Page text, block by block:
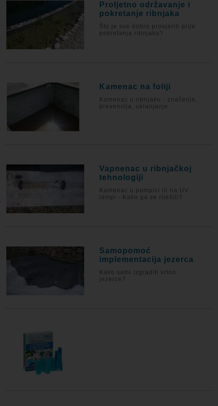
Proljetno održavanje i
pokretanje ribnjaka
Što je sve dobro provjeriti prije
pokretanja ribnjaka?
Kamenac na foliji
Kamenac u ribnjaku - značenje,
prevencija, uklanjanje.
Vapnenac u ribnjačkoj
tehnologiji
Kamenac u pumpici ili na UV
lampi - Kako ga se riješiti?
Samopomoć
implementacija jezerca
Kako sami izgraditi vrtno
jezerce?